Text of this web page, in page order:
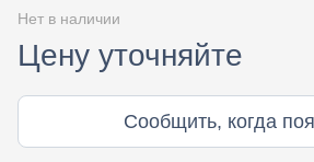
Нет в наличии
Цену уточняйте
Сообщить, когда